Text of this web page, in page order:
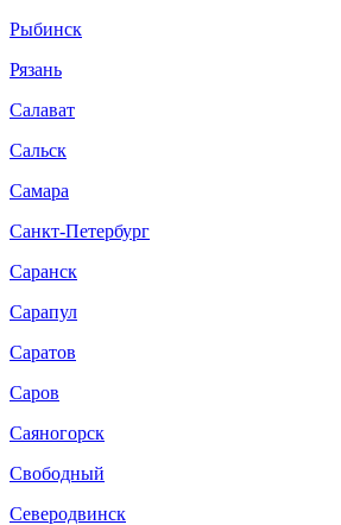
Рыбинск
Рязань
Салават
Сальск
Самара
Санкт-Петербург
Саранск
Сарапул
Саратов
Саров
Саяногорск
Свободный
Северодвинск